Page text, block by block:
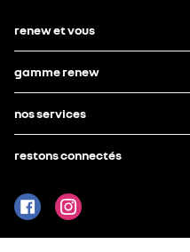
renew et vous
gamme renew
nos services
restons connectés